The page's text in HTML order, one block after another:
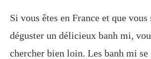
Si vous êtes en France et que vous
déguster un délicieux banh mi,
chercher bien loin. Les banh mi se